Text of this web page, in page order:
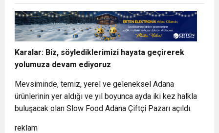
Karalar: Biz, söylediklerimizi hayata geçirerek
yolumuza devam ediyoruz
Mevsiminde, temiz, yerel ve geleneksel Adana
ürünlerinin yer aldığı ve yıl boyunca ayda iki kez halkla
buluşacak olan Slow Food Adana Çiftçi Pazarı açıldı.
reklam